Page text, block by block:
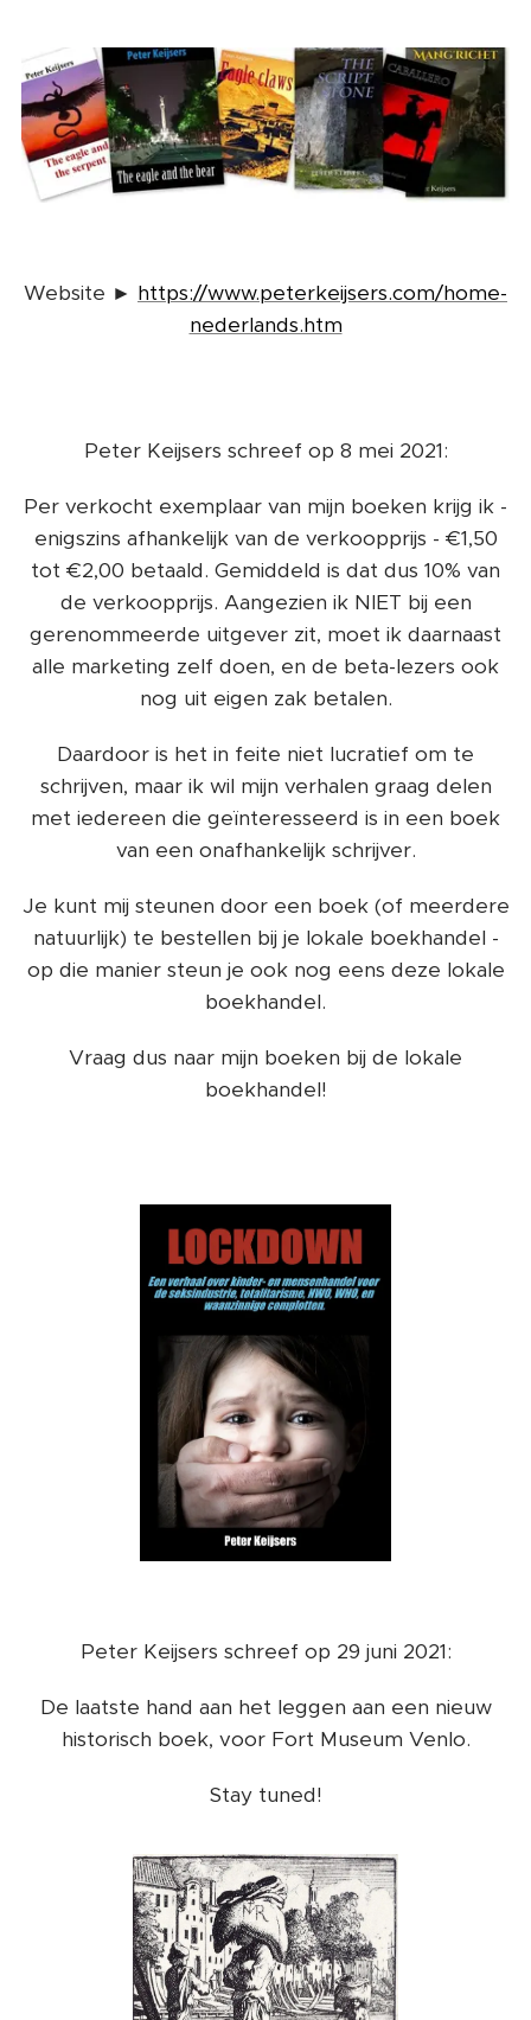
Website ► https://www.peterkeijsers.com/home-
nederlands.htm
Peter Keijsers schreef op 8 mei 2021:
Per verkocht exemplaar van mijn boeken krijg ik -
enigszins afhankelijk van de verkoopprijs - €1,50
tot €2,00 betaald. Gemiddeld is dat dus 10% van
de verkoopprijs. Aangezien ik NIET bij een
gerenommeerde uitgever zit, moet ik daarnaast
alle marketing zelf doen, en de beta-lezers ook
nog uit eigen zak betalen.
Daardoor is het in feite niet lucratief om te
schrijven, maar ik wil mijn verhalen graag delen
met iedereen die geïnteresseerd is in een boek
van een onafhankelijk schrijver.
Je kunt mij steunen door een boek (of meerdere
natuurlijk) te bestellen bij je lokale boekhandel -
op die manier steun je ook nog eens deze lokale
boekhandel.
Vraag dus naar mijn boeken bij de lokale
boekhandel!
Peter Keijsers schreef op 29 juni 2021:
De laatste hand aan het leggen aan een nieuw
historisch boek, voor Fort Museum Venlo.
Stay tuned!